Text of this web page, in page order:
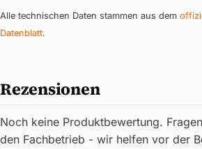
Alle technischen Daten stammen aus dem
Datenblatt.
Rezensionen
Noch keine Produktbewertung.
den Fachbetrieb - wir helfen vor der